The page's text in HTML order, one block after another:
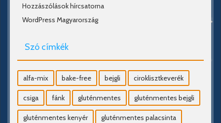
Hozzászólások hírcsatorna
WordPress Magyarország
Szó címkék
alfa-mix bake-free bejgli ciroklisztkeverék
csiga fánk gluténmentes gluténmentes bejgli
gluténmentes kenyér gluténmentes palacsinta